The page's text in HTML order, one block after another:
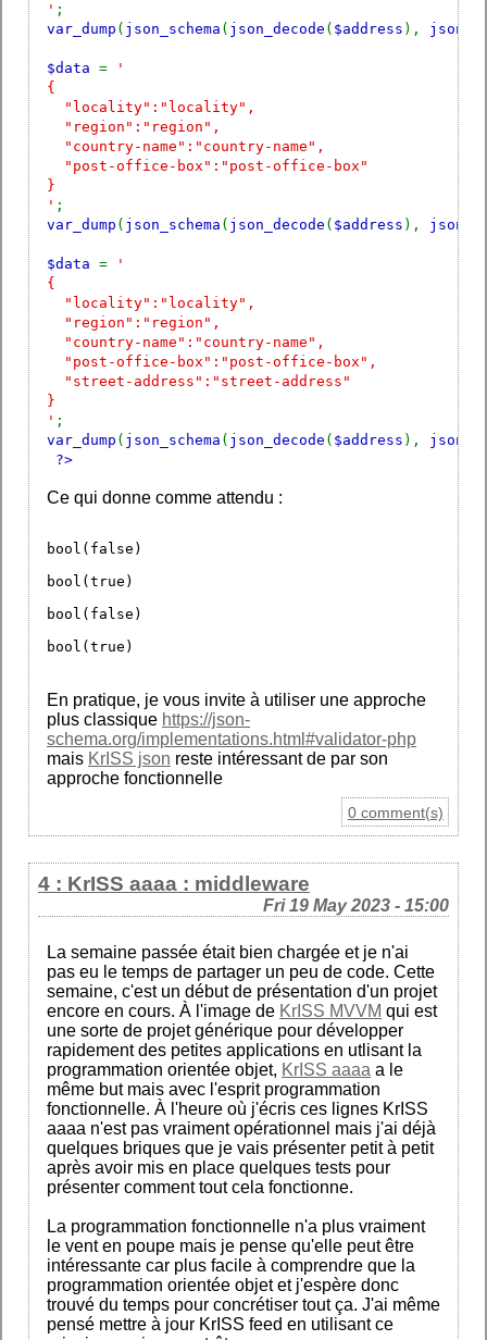
' ;
var_dump ( json_schema ( json_decode ( $address ),
$data =
'
{
"locality":"locality",
"region":"region",
"country-name":"country-name",
"post-office-box":"post-office-box"
}
' ;
var_dump ( json_schema ( json_decode ( $address ),
$data =
'
{
"locality":"locality",
"region":"region",
"country-name":"country-name",
"post-office-box":"post-office-box",
"street-address":"street-address"
}
' ;
var_dump ( json_schema ( json_decode ( $address ),
?>
Ce qui donne comme attendu :
bool(false)
bool(true)
bool(false)
bool(true)
En pratique, je vous invite à utiliser une approche
plus classique https://json-
schema.org/implementations.html#validator-php
mais KrISS json reste intéressant de par son
approche fonctionnelle
0 comment(s)
4 : KrISS aaaa : middleware
Fri 19 May 2023 - 15:00
La semaine passée était bien chargée et je n'ai
pas eu le temps de partager un peu de code. Cette
semaine, c'est un début de présentation d'un projet
encore en cours. À l'image de KrISS MVVM qui est
une sorte de projet générique pour développer
rapidement des petites applications en utlisant la
programmation orientée objet, KrISS aaaa a le
même but mais avec l'esprit programmation
fonctionnelle. À l'heure où j'écris ces lignes KrISS
aaaa n'est pas vraiment opérationnel mais j'ai déjà
quelques briques que je vais présenter petit à petit
après avoir mis en place quelques tests pour
présenter comment tout cela fonctionne.
La programmation fonctionnelle n'a plus vraiment
le vent en poupe mais je pense qu'elle peut être
intéressante car plus facile à comprendre que la
programmation orientée objet et j'espère donc
trouvé du temps pour concrétiser tout ça. J'ai même
pensé mettre à jour KrISS feed en utilisant ce